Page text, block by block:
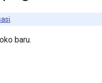
baru.